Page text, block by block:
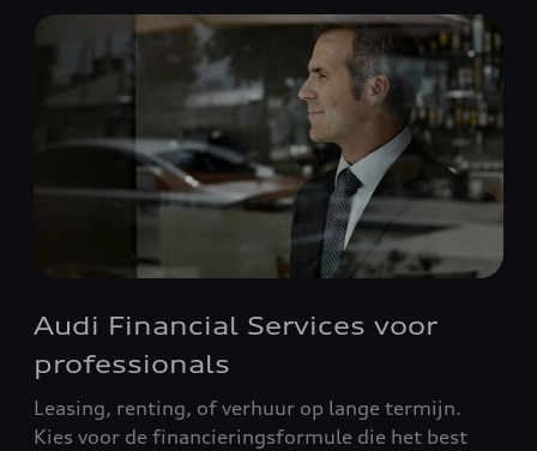
Audi Financial Services voor
professionals
Leasing, renting, of verhuur op lange termijn.
Kies voor de financieringsformule die het best